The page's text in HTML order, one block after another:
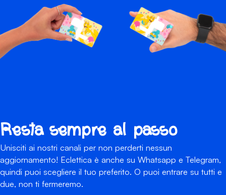
Resta sempre al passo
Unisciti ai nostri canali per non perderti nessun
aggiornamento! Eclettica è anche su Whatsapp e Telegram,
quindi puoi scegliere il tuo preferito. O puoi entrare su tutti e
due, non ti fermeremo.